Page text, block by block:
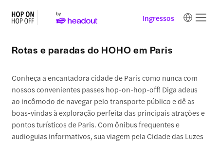
Ingressos
Rotas e paradas do HOHO em Paris
Conheça a encantadora cidade de Paris como nunca com
nossos convenientes passes hop-on-hop-off! Diga adeus
ao incômodo de navegar pelo transporte público e dê as
boas-vindas à exploração perfeita das principais atrações e
pontos turísticos de Paris. Com ônibus frequentes e
audioguias informativos, sua viagem pela Cidade das Luzes